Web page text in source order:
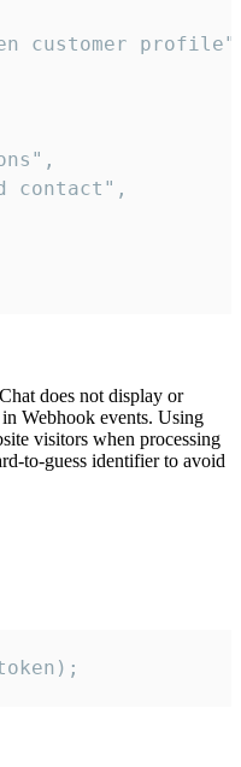
customer
contact",
does not display or
Webhook events. Using
visitors when processing
to-guess identifier to avoid